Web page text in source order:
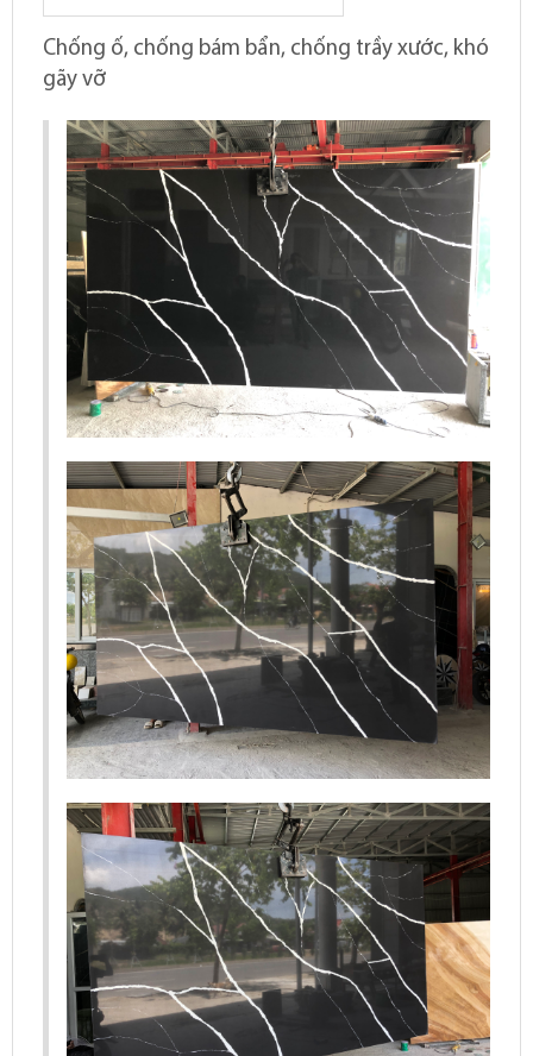
Chống ố, chống bám bẩn, chống trầy xước, khó
gãy vỡ